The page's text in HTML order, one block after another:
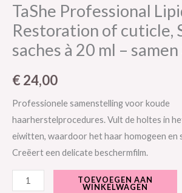
TaShe Professional
Restoration of cuticle,
saches à 20 ml –
€ 24,00
Professionele samenstelling voor koude
haarherstelprocedures. Vult de holtes in
eiwitten, waardoor het haar homogeen en
Creëert een delicate beschermfilm.
TOEVOEGEN AAN
WINKELWAGEN